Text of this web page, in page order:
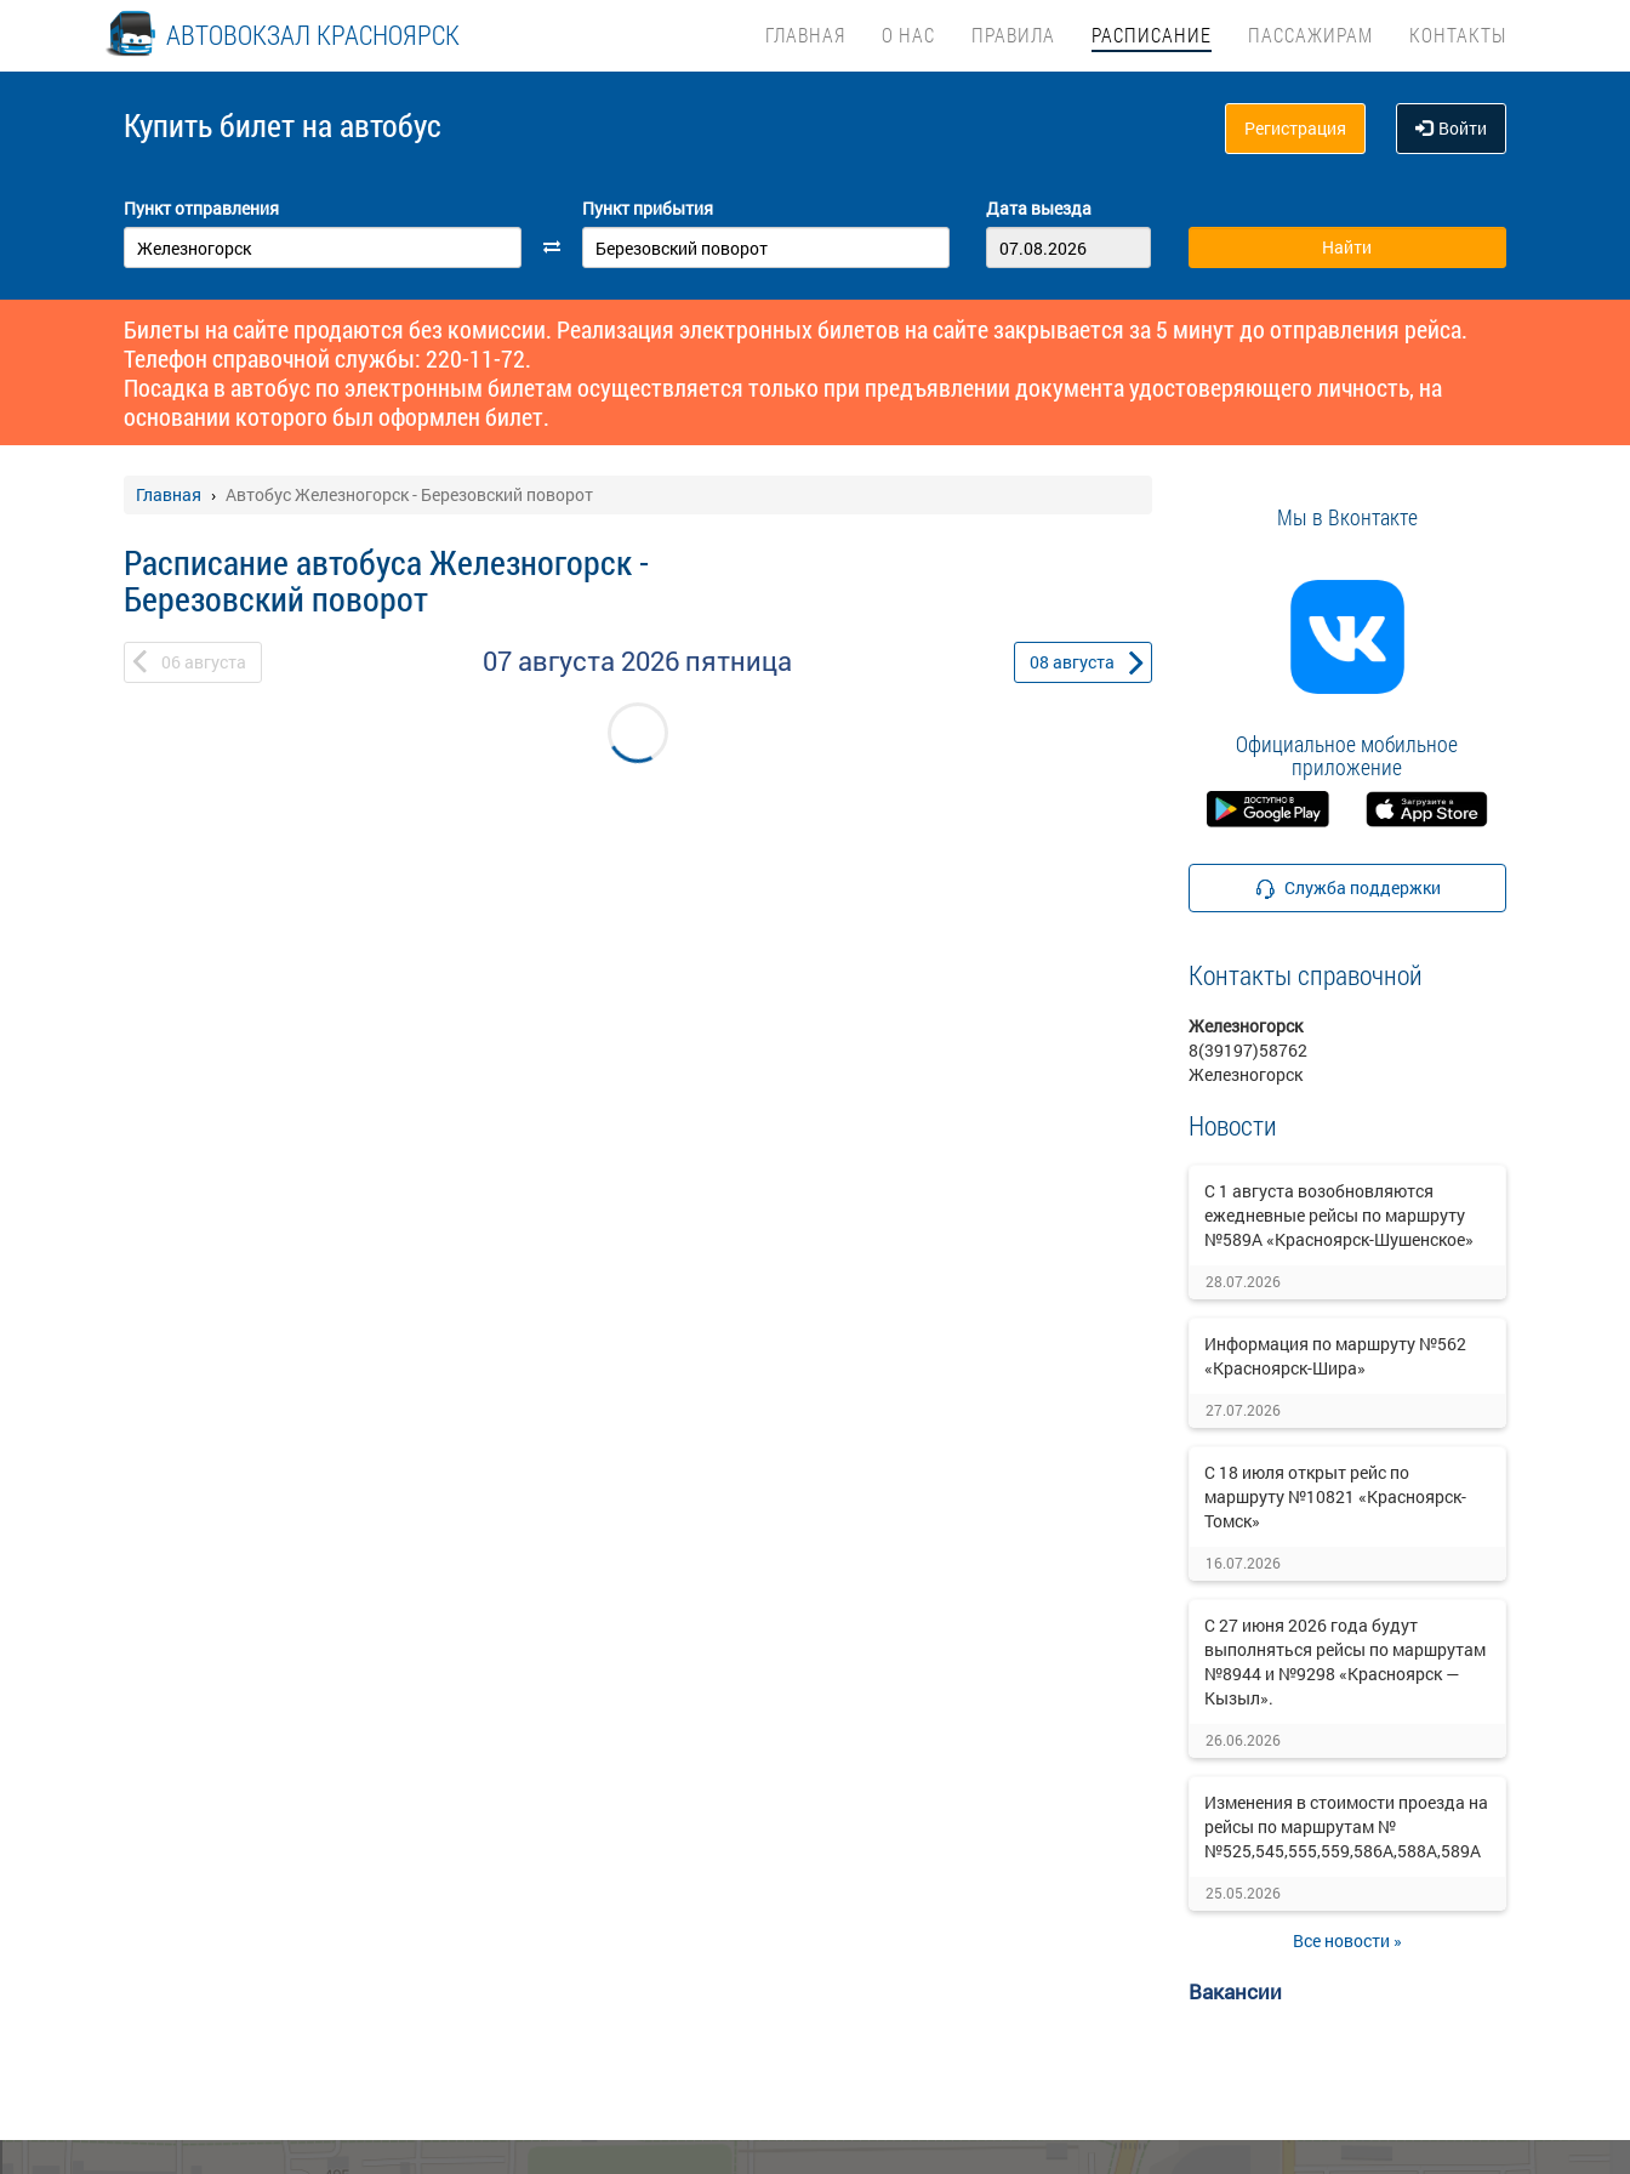
АВТОВОКЗАЛ КРАСНОЯРСК ГЛАВНАЯ О НАС ПРАВИЛА РАСПИСАНИЕ ПАССАЖИРАМ КОНТАКТЫ
Купить билет на автобус Регистрация Войти
Пункт отправления Пункт прибытия Дата выезда
Билеты на сайте продаются без комиссии. Реализация электронных билетов на сайте закрывается за 5 минут до отправления рейса.
Телефон справочной службы: 220-11-72.
Посадка в автобус по электронным билетам осуществляется только при предъявлении документа удостоверяющего личность, на
основании которого был оформлен билет.
Главная Автобус Железногорск - Березовский поворот
Расписание автобуса Железногорск -
Березовский поворот
06 августа 07 августа 2026 пятница 08 августа
Мы в Вконтакте
Официальное мобильное
приложение
Служба поддержки
Контакты справочной
Железногорск
8(39197)58762
Железногорск
Новости
С 1 августа возобновляются
ежедневные рейсы по маршруту
№589А «Красноярск-Шушенское»
28.07.2026
Информация по маршруту №562
«Красноярск-Шира»
27.07.2026
С 18 июля открыт рейс по
маршруту №10821 «Красноярск-
Томск»
16.07.2026
С 27 июня 2026 года будут
выполняться рейсы по маршрутам
№8944 и №9298 «Красноярск —
Кызыл».
26.06.2026
Изменения в стоимости проезда на
рейсы по маршрутам №
№525,545,555,559,586А,588А,589А
25.05.2026
Все новости »
Вакансии